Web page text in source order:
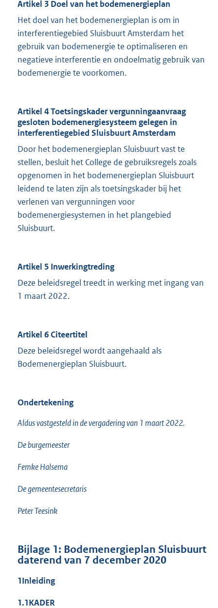
Artikel 3 Doel van het bodemenergieplan
Het doel van het bodemenergieplan is om in
interferentiegebied Sluisbuurt Amsterdam het
gebruik van bodemenergie te optimaliseren en
negatieve interferentie en ondoelmatig gebruik van
bodemenergie te voorkomen.
Artikel 4 Toetsingskader vergunningaanvraag
gesloten bodemenergiesysteem gelegen in
interferentiegebied Sluisbuurt Amsterdam
Door het bodemenergieplan Sluisbuurt vast te
stellen, besluit het College de gebruiksregels zoals
opgenomen in het bodemenergieplan Sluisbuurt
leidend te laten zijn als toetsingskader bij het
verlenen van vergunningen voor
bodemenergiesystemen in het plangebied
Sluisbuurt.
Artikel 5 Inwerkingtreding
Deze beleidsregel treedt in werking met ingang van
1 maart 2022.
Artikel 6 Citeertitel
Deze beleidsregel wordt aangehaald als
Bodemenergieplan Sluisbuurt.
Ondertekening
Aldus vastgesteld in de vergadering van 1 maart 2022.
De burgemeester
Femke Halsema
De gemeentesecretaris
Peter Teesink
Bijlage 1: Bodemenergieplan Sluisbuurt
daterend van 7 december 2020
1Inleiding
1.1KADER